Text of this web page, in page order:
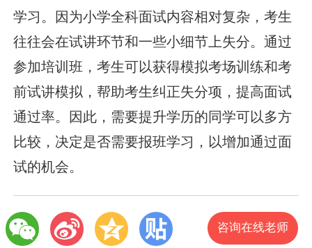
学习。因为小学全科面试内容相对复杂，考生
往往会在试讲环节和一些小细节上失分。通过
参加培训班，考生可以获得模拟考场训练和考
前试讲模拟，帮助考生纠正失分项，提高面试
通过率。因此，需要提升学历的同学可以多方
比较，决定是否需要报班学习，以增加通过面
试的机会。
咨询在线老师